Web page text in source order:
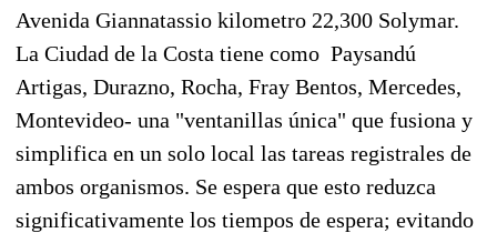
Avenida Giannatassio kilometro 22,300 Solymar.
La Ciudad de la Costa tiene como Paysandú
Artigas, Durazno, Rocha, Fray Bentos, Mercedes,
Montevideo- una "ventanillas única" que fusiona y
simplifica en un solo local las tareas registrales de
ambos organismos. Se espera que esto reduzca
significativamente los tiempos de espera; evitando